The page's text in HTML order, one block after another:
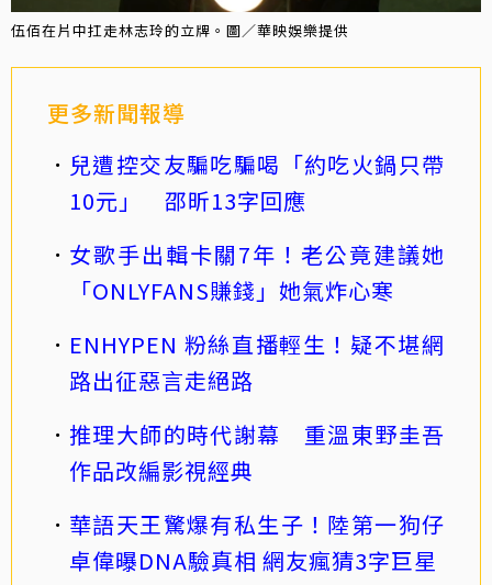
伍佰在片中扛走林志玲的立牌。圖／華映娛樂提供
更多新聞報導
兒遭控交友騙吃騙喝「約吃火鍋只帶
10元」 邵昕13字回應
女歌手出輯卡關7年！老公竟建議她
「ONLYFANS賺錢」她氣炸心寒
ENHYPEN 粉絲直播輕生！疑不堪網
路出征惡言走絕路
推理大師的時代謝幕 重溫東野圭吾
作品改編影視經典
華語天王驚爆有私生子！陸第一狗仔
卓偉曝DNA驗真相 網友瘋猜3字巨星